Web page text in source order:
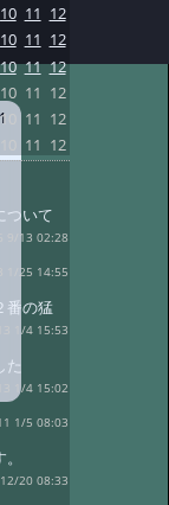
10 11 12
10 11 12
10 11 12
10 11 12
10 11 12
11 12
ついて
9/13 02:28
1/25 14:55
番の猛
1/4 15:53
た
1/4 15:02
1/5 08:03
20 08:33